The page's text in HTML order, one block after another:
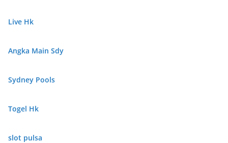
Live Hk
Angka Main Sdy
Sydney Pools
Togel Hk
slot pulsa